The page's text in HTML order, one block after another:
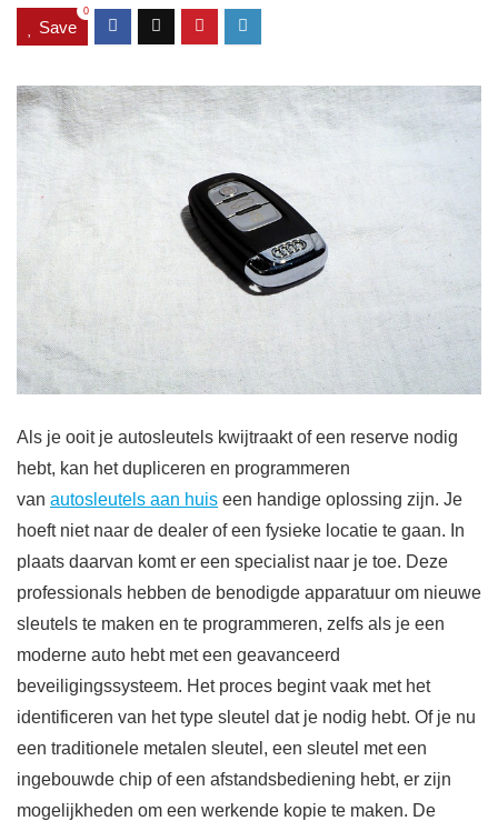
Save
0
Als je ooit je autosleutels kwijtraakt of een reserve nodig
hebt, kan het dupliceren en programmeren
van autosleutels aan huis een handige oplossing zijn. Je
hoeft niet naar de dealer of een fysieke locatie te gaan. In
plaats daarvan komt er een specialist naar je toe. Deze
professionals hebben de benodigde apparatuur om nieuwe
sleutels te maken en te programmeren, zelfs als je een
moderne auto hebt met een geavanceerd
beveiligingssysteem. Het proces begint vaak met het
identificeren van het type sleutel dat je nodig hebt. Of je nu
een traditionele metalen sleutel, een sleutel met een
ingebouwde chip of een afstandsbediening hebt, er zijn
mogelijkheden om een werkende kopie te maken. De